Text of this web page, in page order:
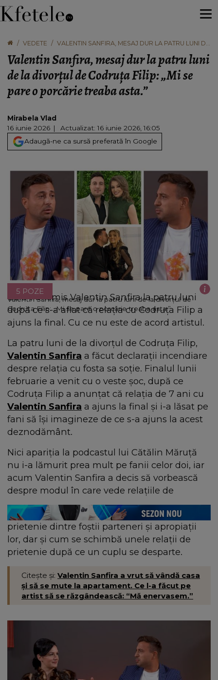
VEDETE
VALENTIN SANFIRA, MESAJ DUR LA PATRU LUNI DE
PORCĂRIE TREABA ASTA.”
Valentin Sanfira, mesaj dur la patru luni
de la divorțul de Codruța Filip: „Mi se
pare o porcărie treaba asta.”
Mirabela Vlad
16 iunie 2026
Actualizat: 16 iunie 2026, 16:05
Adaugă-ne ca sursă preferată în Google
Valentin Sanfira, mesaj dur la patru luni de la divorțul de
Codruța Filip: „Mi se pare o porcărie treaba asta.”
5 POZE
Ce a transmis Valentin Sanfira la patru luni
după ce s-a aflat că relația cu Codruța Filip a
ajuns la final. Cu ce nu este de acord artistul.
La patru luni de la divorțul de Codruța Filip,
Valentin Sanfira a făcut declarații incendiare
despre relația cu fosta sa soție. Finalul lunii
februarie a venit cu o veste șoc, după ce
Codruța Filip a anunțat că relația de 7 ani cu
Valentin Sanfira a ajuns la final și i-a lăsat pe
fani să își imagineze de ce s-a ajuns la acest
deznodământ.
Nici apariția la podcastul lui Cătălin Măruță
nu i-a lămurit prea mult pe fanii celor doi, iar
acum Valentin Sanfira a decis să vorbească
despre modul în care vede relațiile de
prietenie dintre foștii parteneri și apropiații
lor, dar și cum se schimbă unele relații de
prietenie după ce un cuplu se desparte.
Citește și: Valentin Sanfira a vrut să vândă casa
și să se mute la apartament. Ce l-a făcut pe
artist să se răzgândească: “Mă enervasem.”